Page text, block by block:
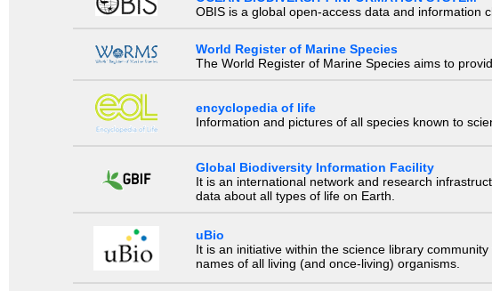
OBIS is a global open-access data and information
World Register of Marine Species
The World Register of Marine Species aims to
encyclopedia of life
Information and pictures of all species known to
Global Biodiversity Information Facility
It is an international network and research
data about all types of life on Earth.
uBio
It is an initiative within the science library
names of all living (and once-living) organisms.